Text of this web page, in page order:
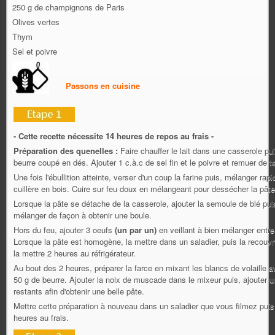
250 g de champignons de Paris
Olives vertes
Thym
Sel et poivre
Passons en cuisine
- Cette recette nécessite 14 heures de repos au frais -
Préparation des quenelles : Faire chauffer le lait dans une casserole
beurre coupé en dés. Ajouter 1 c.à.c de sel fin et le poivre et remuer de
Une fois l'ébullition atteinte, verser d'un coup la farine puis, mélanger
cuillère en bois. Cuire sur feu doux en mélangeant pour dessécher la
Lorsque la pâte se détache de la casserole, ajouter la semoule de blé
mélanger de façon à obtenir une boule.
Hors du feu, ajouter 3 oeufs (un par un) en veillant à bien mélanger
Lorsque la pâte est homogène, la mettre dans un saladier, puis la
la mettre 2 heures au réfrigérateur.
Au bout des 2 heures, préparer la farce en mixant les blancs de volaille
50 g de beurre. Ajouter la noix de muscade dans le mixeur puis, ajouter
restants afin d'obtenir une belle pâte.
Mettre cette préparation à nouveau dans un saladier que vous filmez
heures au frais.